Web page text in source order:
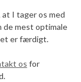
I tager os med
de mest optimale
er færdigt.
os for